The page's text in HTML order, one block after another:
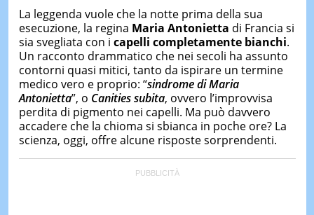
occupa della creazione di contenuti in ottica SEO e
dello sviluppo di strategie marketing attraverso
canali digitali.
La leggenda vuole che la notte prima della sua
esecuzione, la regina Maria Antonietta di Francia si
sia svegliata con i capelli completamente bianchi.
Un racconto drammatico che nei secoli ha assunto
contorni quasi mitici, tanto da ispirare un termine
medico vero e proprio: “sindrome di Maria
Antonietta”, o Canities subita, ovvero l’improvvisa
perdita di pigmento nei capelli. Ma può davvero
accadere che la chioma si sbianca in poche ore? La
scienza, oggi, offre alcune risposte sorprendenti.